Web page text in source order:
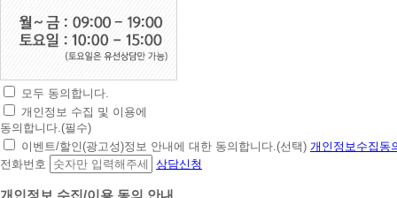
초
간
편
상
담
모두 동의합니다.
개인정보 수집 및 이용에
동의합니다.(필수)
이벤트/할인(광고성)정보 안내에 대한 동의합니다.(선택) 개인정보수집동
전화번호
상담신청